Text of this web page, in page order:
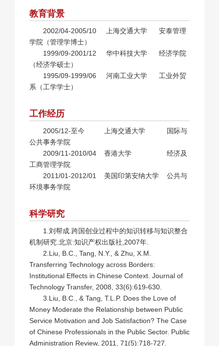
教育背景
2002/04-2005/10 上海交通大学 安泰管理
学院（管理学博士）
1999/09-2001/12 华中科技大学 经济学院
（经济学硕士）
1995/09-1999/06 河南工业大学 工业外贸
系（工学学士）
工作经历
2005/12-至今 上海交通大学 国际与
公共事务学院
2009/11-2010/04 香港大学 经济及
工商管理学院
2011/01-2012/01 美国印第安纳大学 公共与
环境事务学院
科学研究
1.刘帮成.跨国创业过程中的知识转移与知识整合
机制研究.北京:知识产权出版社,2007年.
2.Liu, B.C., Tang, N.Y., & Zhu, X.M.
Transferring Technology across Borders:
Institutional Effects in Chinese Context. Journal of
Technology Transfer, 2008, 33(6):619-630.
3.Liu, B.C., & Tang, T.L.P. Does the Love of
Money Moderate the Relationship between Public
Service Motivation and Job Satisfaction? The Case
of Chinese Professionals in the Public Sector. Public
Administration Review, 2011, 71(5):718-727.